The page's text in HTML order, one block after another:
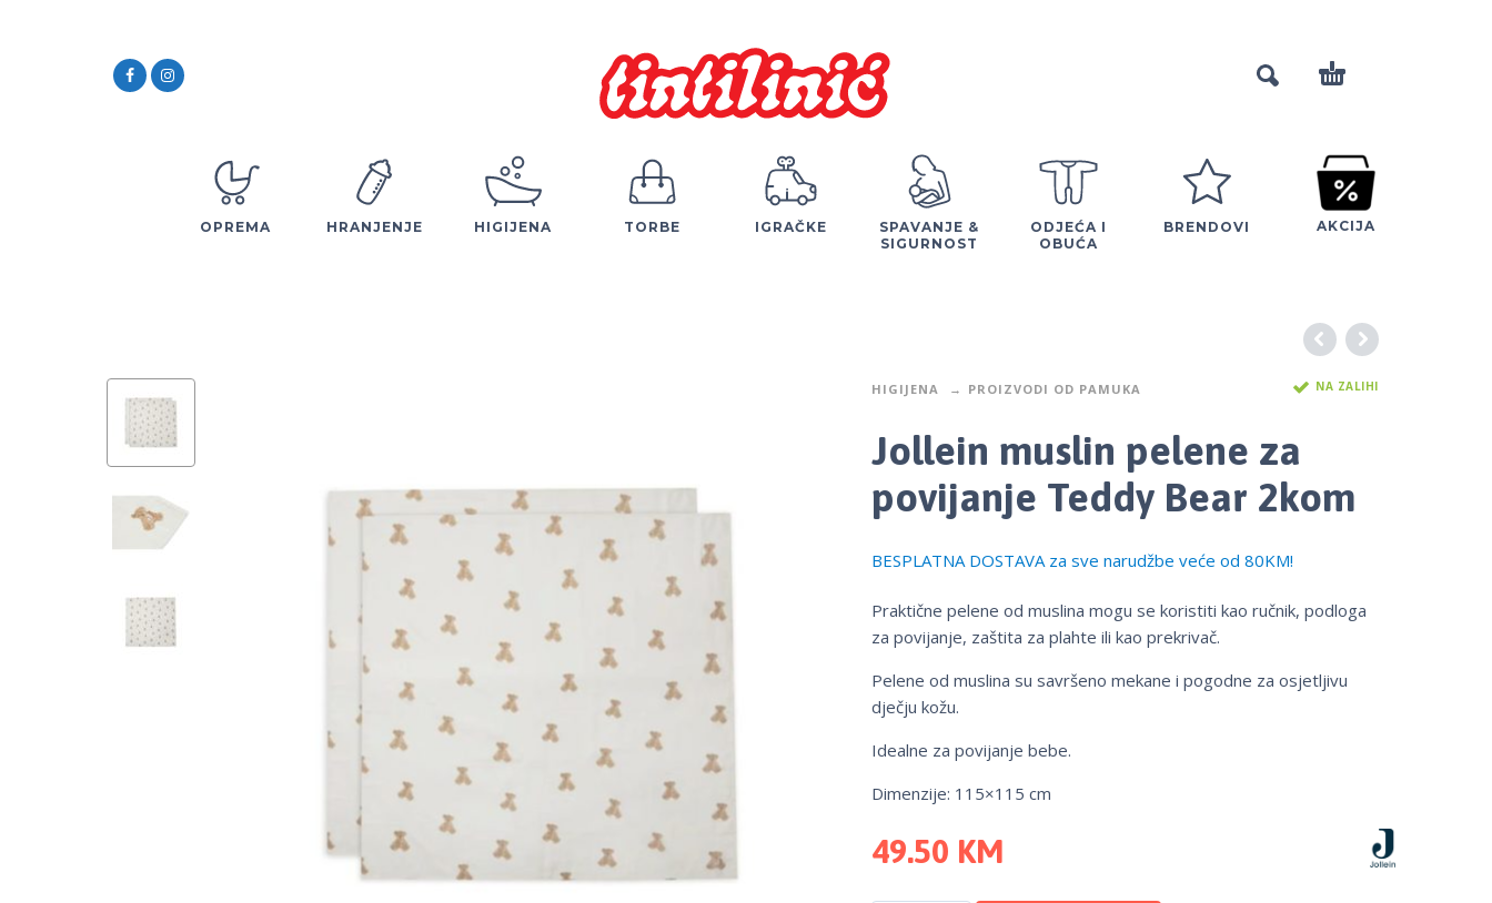
OPREMA HRANJENJE HIGIJENA TORBE IGRAČKE
SPAVANJE &
SIGURNOST
ODJEĆA I
OBUĆA
BRENDOVI AKCIJA
HIGIJENA PROIZVODI OD PAMUKA NA ZALIHI
Jollein muslin pelene za
povijanje Teddy Bear 2kom
BESPLATNA DOSTAVA za sve narudžbe veće od 80KM!
Praktične pelene od muslina mogu se koristiti kao ručnik, podloga
za povijanje, zaštita za plahte ili kao prekrivač.
Pelene od muslina su savršeno mekane i pogodne za osjetljivu
dječju kožu.
Idealne za povijanje bebe.
Dimenzije: 115×115 cm
49.50 KM